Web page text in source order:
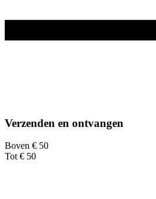
Verzenden en ontvangen
Boven € 50
Tot € 50